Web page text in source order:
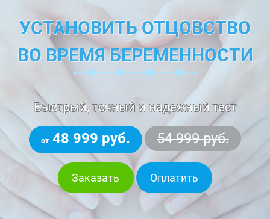
УСТАНОВИТЬ ОТЦОВСТВО
ВО ВРЕМЯ БЕРЕМЕННОСТИ
Быстрый, точный и надежный тест
от 48 999 руб. 54 999 руб.
Заказать Оплатить